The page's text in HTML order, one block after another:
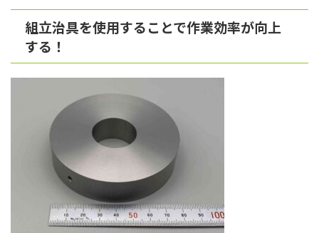
組立治具を使用することで作業効率が向上
する！